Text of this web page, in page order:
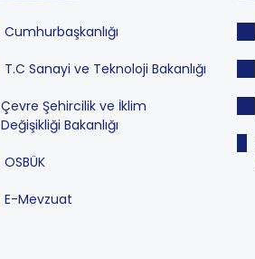
Cumhurbaşkanlığı
T.C Sanayi ve Teknoloji Bakanlığı
Çevre Şehircilik ve İklim
Değişikliği Bakanlığı
OSBÜK
E-Mevzuat